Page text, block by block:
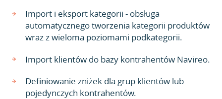
Import i eksport kategorii - obsługa
automatycznego tworzenia kategorii produktów
wraz z wieloma poziomami podkategorii.
Import klientów do bazy kontrahentów Navireo.
Definiowanie zniżek dla grup klientów lub
pojedynczych kontrahentów.